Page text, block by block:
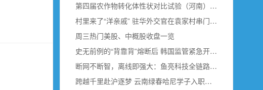
第四届农作物转化体性状对比试验（河南）现场观摩在新乡举行
村里来了“洋亲戚” 驻华外交官在袁家村串门“取经”（组图）
周三热门美股、中概股收盘一览
史无前例的“背靠背”熔断后 韩国监管紧急开会说了点啥？
断网不断智，离线即强大：鱼亮科技全链路边缘语音赋能具身智能
跨越千里赴沪逐梦 云南绿春哈尼学子入职上海虹桥空港